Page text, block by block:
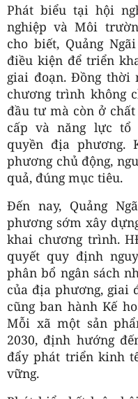
Phát biểu tại hội
nghiệp và Môi
cho biết, Quảng
điều kiện để triển
giai đoạn. Đồng thời
chương trình không
đầu tư mà còn ở
cấp và năng lực tổ
quyền địa phương.
phương chủ động,
quả, đúng mục tiêu.
Đến nay, Quảng
phương sớm xây
khai chương trình.
quyết quy định
phân bổ ngân sách
của địa phương, giai
cũng ban hành Kế
Mỗi xã một sản
2030, định hướng
đẩy phát triển kinh
vững.